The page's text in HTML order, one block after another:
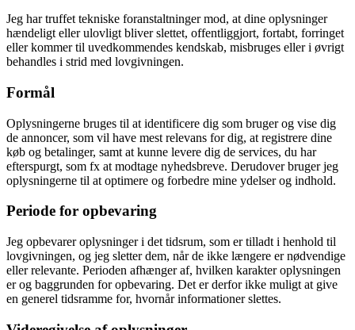
Jeg har truffet tekniske foranstaltninger mod, at dine oplysninger
hændeligt eller ulovligt bliver slettet, offentliggjort, fortabt, forringet
eller kommer til uvedkommendes kendskab, misbruges eller i øvrigt
behandles i strid med lovgivningen.
Formål
Oplysningerne bruges til at identificere dig som bruger og vise dig
de annoncer, som vil have mest relevans for dig, at registrere dine
køb og betalinger, samt at kunne levere dig de services, du har
efterspurgt, som fx at modtage nyhedsbreve. Derudover bruger jeg
oplysningerne til at optimere og forbedre mine ydelser og indhold.
Periode for opbevaring
Jeg opbevarer oplysninger i det tidsrum, som er tilladt i henhold til
lovgivningen, og jeg sletter dem, når de ikke længere er nødvendige
eller relevante. Perioden afhænger af, hvilken karakter oplysningen
er og baggrunden for opbevaring. Det er derfor ikke muligt at give
en generel tidsramme for, hvornår informationer slettes.